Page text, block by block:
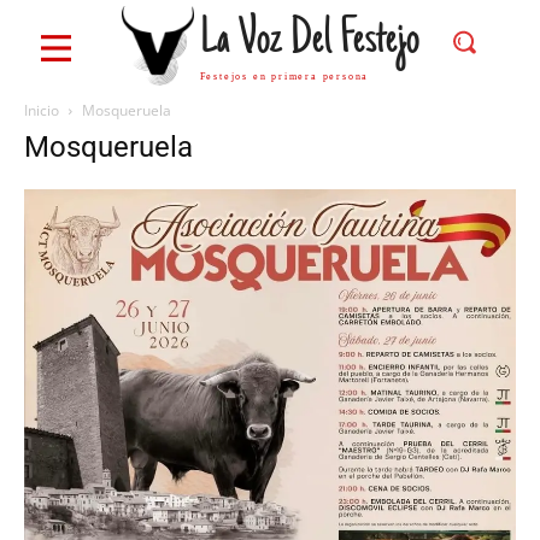
La Voz Del Festejo
Festejos en primera persona
Inicio Mosqueruela
Mosqueruela